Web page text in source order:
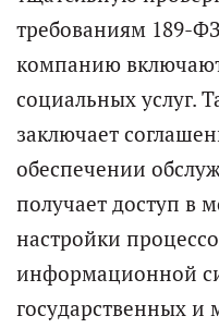
требованиям 189-
компанию
социальных услуг.
заключает
обеспечении
получает доступ в
настройки
информационной
государственных и